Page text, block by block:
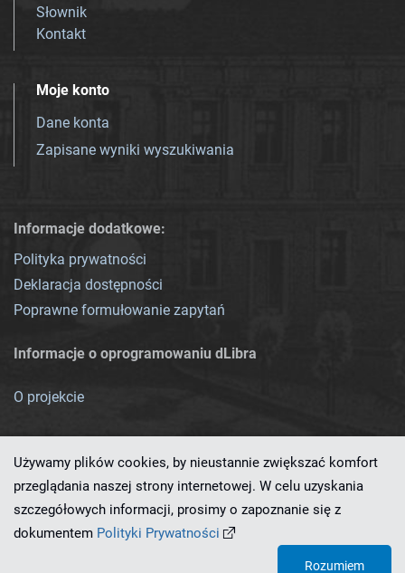
Słownik
Kontakt
Moje konto
Dane konta
Zapisane wyniki wyszukiwania
Informacje dodatkowe:
Polityka prywatności
Deklaracja dostępności
Poprawne formułowanie zapytań
Informacje o oprogramowaniu dLibra
O projekcie
Ten serwis działa dzięki oprogramowaniu
Używamy plików cookies, by nieustannie zwiększać komfort
przeglądania naszej strony internetowej. W celu uzyskania
szczegółowych informacji, prosimy o zapoznanie się z
dokumentem Polityki Prywatności
Rozumiem